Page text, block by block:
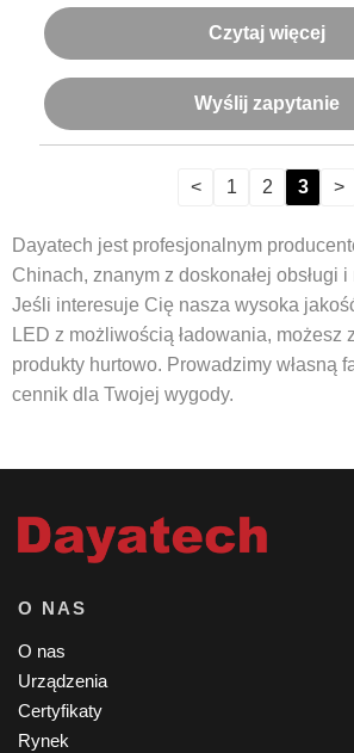
Czytaj więcej
Wyślij zapytanie
< 1 2 3 >
Dayatech jest profesjonalnym
Chinach, znanym z doskonałej obsługi
Jeśli interesuje Cię nasza wysoka
LED z możliwością ładowania, możesz
produkty hurtowo. Prowadzimy własną
cennik dla Twojej wygody.
O NAS
O nas
Urządzenia
Certyfikaty
Rynek